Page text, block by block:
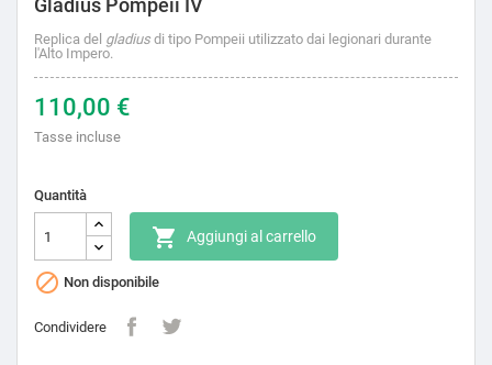
Gladius Pompeii IV
Replica del gladius di tipo Pompeii utilizzato dai legionari durante
l'Alto Impero.
110,00 €
Tasse incluse
Quantità
 Aggiungi al carrello
 Non disponibile
Condividere